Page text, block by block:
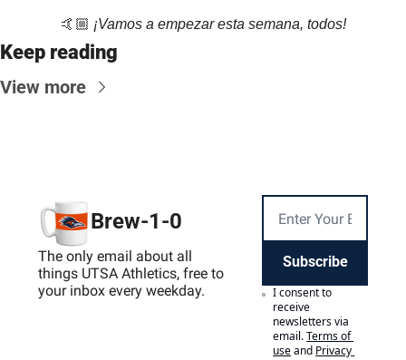
🤙🏼 ¡Vamos a empezar esta semana, todos!
Keep reading
View more
Brew-1-0
The only email about all
things UTSA Athletics, free to
your inbox every weekday.
Subscribe
I consent to
receive
newsletters via
email.Terms of
useand Privacy